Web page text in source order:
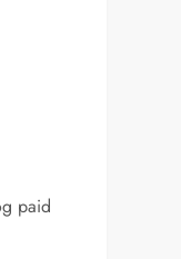
paid